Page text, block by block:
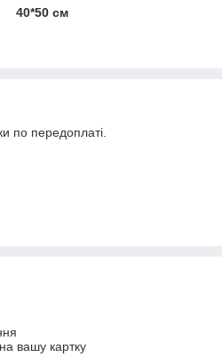
40*50 см
по передоплаті.
вашу картку